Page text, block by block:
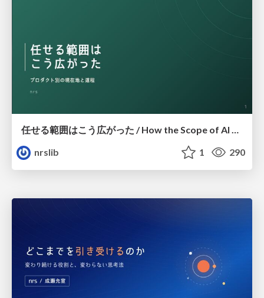
任せる範囲はこう広がった / How the Scope of AI Delegation Has Expanded
nrslib
1 290